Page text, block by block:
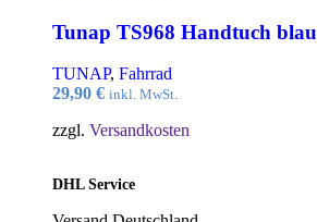
Tunap TS968 Handtuch blau
TUNAP, Fahrrad
29,90 € inkl. MwSt.
zzgl. Versandkosten
DHL Service